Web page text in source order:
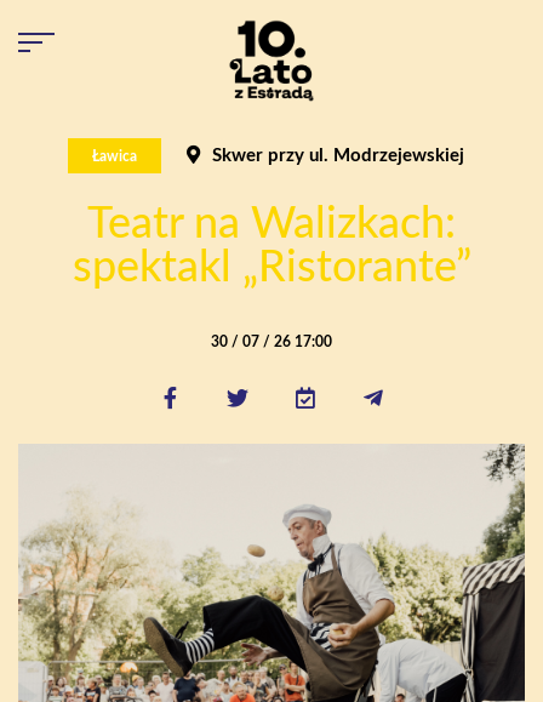
Ławica Skwer przy ul. Modrzejewskiej
Teatr na Walizkach:
spektakl „Ristorante”
30 / 07 / 26 17:00